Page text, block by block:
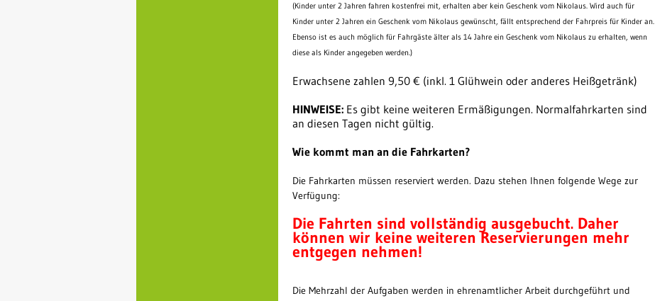
(Kinder unter 2 Jahren fahren kostenfrei mit, erhalten aber kein Geschenk vom Nikolaus. Wird auch für
Kinder unter 2 Jahren ein Geschenk vom Nikolaus gewünscht, fällt entsprechend der Fahrpreis für Kinder an.
Ebenso ist es auch möglich für Fahrgäste älter als 14 Jahre ein Geschenk vom Nikolaus zu erhalten, wenn
diese als Kinder angegeben werden.)
Erwachsene zahlen 9,50 € (inkl. 1 Glühwein oder anderes Heißgetränk)
HINWEISE: Es gibt keine weiteren Ermäßigungen. Normalfahrkarten sind
an diesen Tagen nicht gültig.
Wie kommt man an die Fahrkarten?
Die Fahrkarten müssen reserviert werden. Dazu stehen Ihnen folgende Wege zur
Verfügung:
Die Fahrten sind vollständig ausgebucht. Daher
können wir keine weiteren Reservierungen mehr
entgegen nehmen!
Die Mehrzahl der Aufgaben werden in ehrenamtlicher Arbeit durchgeführt und